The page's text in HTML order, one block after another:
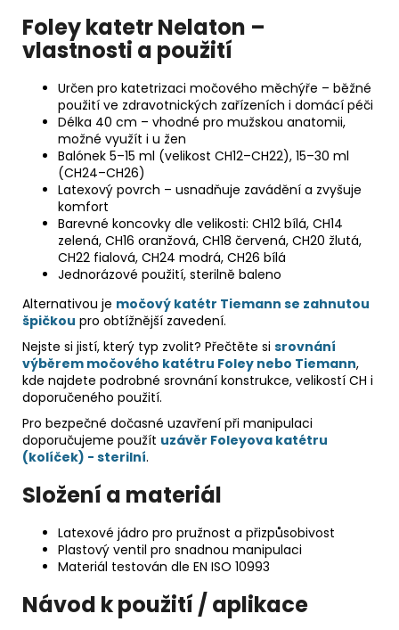
Foley katetr Nelaton –
vlastnosti a použití
Určen pro katetrizaci močového měchýře – běžné
použití ve zdravotnických zařízeních i domácí péči
Délka 40 cm – vhodné pro mužskou anatomii,
možné využít i u žen
Balónek 5–15 ml (velikost CH12–CH22), 15–30 ml
(CH24–CH26)
Latexový povrch – usnadňuje zavádění a zvyšuje
komfort
Barevné koncovky dle velikosti: CH12 bílá, CH14
zelená, CH16 oranžová, CH18 červená, CH20 žlutá,
CH22 fialová, CH24 modrá, CH26 bílá
Jednorázové použití, sterilně baleno
Alternativou je močový katétr Tiemann se zahnutou
špičkou pro obtížnější zavedení.
Nejste si jistí, který typ zvolit? Přečtěte si srovnání
výběrem močového katétru Foley nebo Tiemann,
kde najdete podrobné srovnání konstrukce, velikostí CH i
doporučeného použití.
Pro bezpečné dočasné uzavření při manipulaci
doporučujeme použít uzávěr Foleyova katétru
(kolíček) - sterilní.
Složení a materiál
Latexové jádro pro pružnost a přizpůsobivost
Plastový ventil pro snadnou manipulaci
Materiál testován dle EN ISO 10993
Návod k použití / aplikace